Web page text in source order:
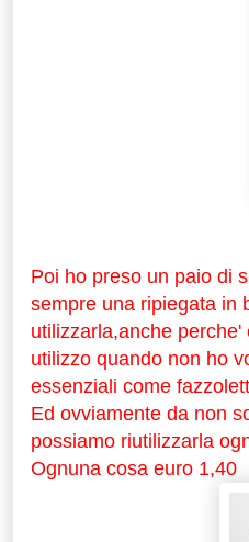
Poi ho preso un paio di
sempre una ripiegata in
utilizzarla,anche
utilizzo quando non ho
essenziali come
Ed ovviamente da non
possiamo riutilizzarla
Ognuna cosa euro 1,40